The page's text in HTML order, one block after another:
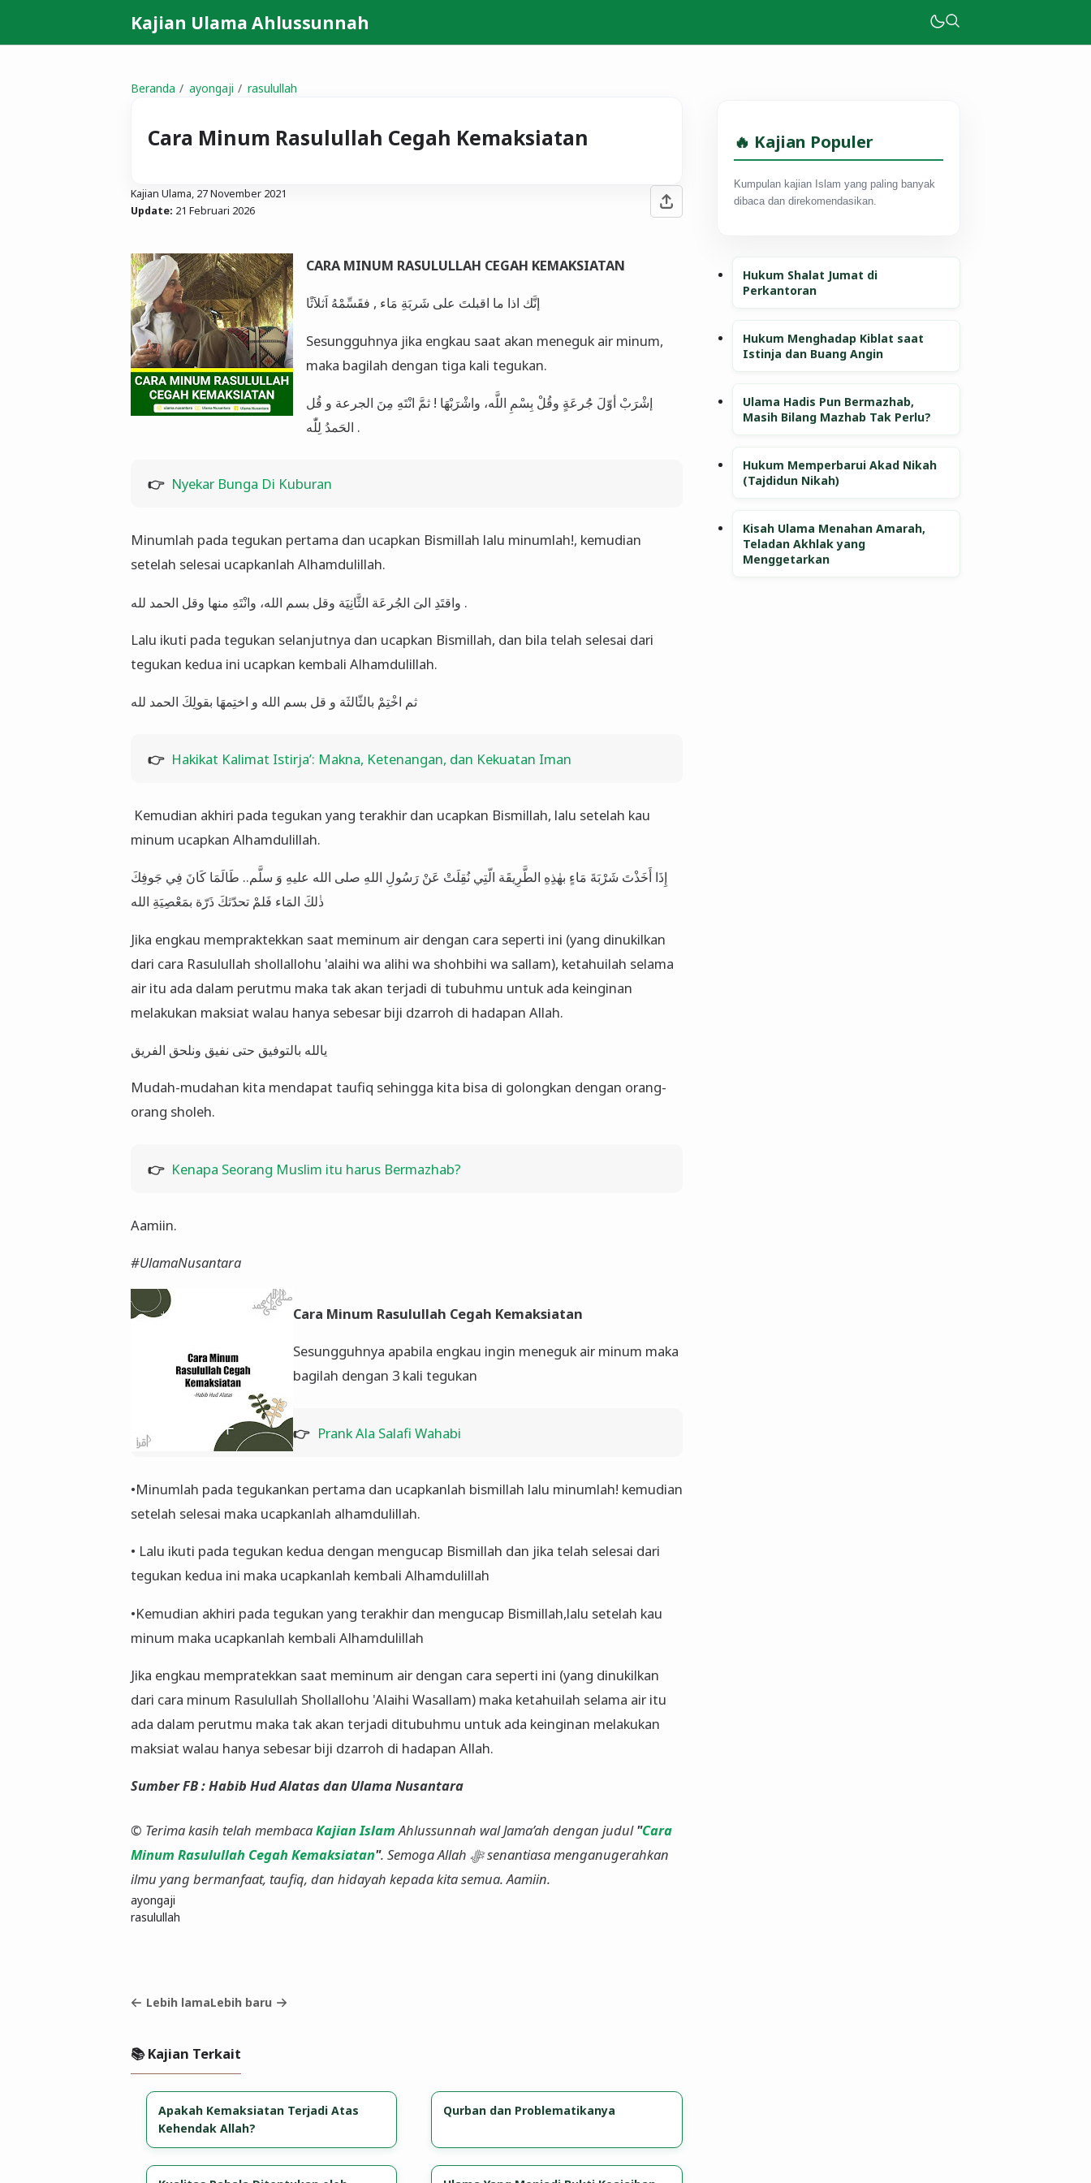
Kajian Ulama Ahlussunnah
Beranda ayongaji rasulullah
Cara Minum Rasulullah Cegah Kemaksiatan
Kajian Ulama, 27 November 2021
Update: 21 Februari 2026
CARA MINUM RASULULLAH CEGAH KEMAKSIATAN
إنَّك اذا ما اقبلتَ على شَربَةِ مَاء , فقَسِّمْهُ اَثلاَثًا
Sesungguhnya jika engkau saat akan meneguk air minum,
maka bagilah dengan tiga kali tegukan.
إشْرَبْ أوّلَ جَُرعَةٍ وقُلْ بِسْمِ اللَّه، واشْرَبْهَا ! ثمَّ انْتَهِ مِنَ الجرعة و قُل
الحَمدُ لِلّٰه .
👉 Nyekar Bunga Di Kuburan
Minumlah pada tegukan pertama dan ucapkan Bismillah lalu minumlah!, kemudian
setelah selesai ucapkanlah Alhamdulillah.
واقتَدِ الىَ الجُرعَة الثَّانِيَة وقل بسم الله، وانْتَهِ منها وقل الحمد لله .
Lalu ikuti pada tegukan selanjutnya dan ucapkan Bismillah, dan bila telah selesai dari
tegukan kedua ini ucapkan kembali Alhamdulillah.
ثم اخْتِمْ بالثّالثَة و قل بسم الله و اختِمهَا بقولِكَ الحمد لله
👉 Hakikat Kalimat Istirja’: Makna, Ketenangan, dan Kekuatan Iman
Kemudian akhiri pada tegukan yang terakhir dan ucapkan Bismillah, lalu setelah kau
minum ucapkan Alhamdulillah.
إِذَا أَخَذْتَ شَرْبَةَ مَاءٍ بهٰذِهِ الطَّرِيقَة الّتِي نُقِلَتْ عَنْ رَسُولِ اللهِ صلى الله عليهِ وَ سلَّم.. طَالَمَا كَانَ فِي جَوفِكَ
ذٰلكَ المَاء فَلمْ تحدّثكَ ذَرّة بمَعْصِيَةِ الله
Jika engkau mempraktekkan saat meminum air dengan cara seperti ini (yang dinukilkan
dari cara Rasulullah shollallohu 'alaihi wa alihi wa shohbihi wa sallam), ketahuilah selama
air itu ada dalam perutmu maka tak akan terjadi di tubuhmu untuk ada keinginan
melakukan maksiat walau hanya sebesar biji dzarroh di hadapan Allah.
⁣Mudah-mudahan kita mendapat taufiq sehingga kita bisa di golongkan dengan orang-
orang sholeh.
👉 Kenapa Seorang Muslim itu harus Bermazhab?
Aamiin.
#UlamaNusantara
Cara Minum Rasulullah Cegah Kemaksiatan
Sesungguhnya apabila engkau ingin meneguk air minum maka
bagilah dengan 3 kali tegukan
👉 Prank Ala Salafi Wahabi
•Minumlah pada tegukankan pertama dan ucapkanlah bismillah lalu minumlah! kemudian
setelah selesai maka ucapkanlah alhamdulillah.
• Lalu ikuti pada tegukan kedua dengan mengucap Bismillah dan jika telah selesai dari
tegukan kedua ini maka ucapkanlah kembali Alhamdulillah
•Kemudian akhiri pada tegukan yang terakhir dan mengucap Bismillah,lalu setelah kau
minum maka ucapkanlah kembali Alhamdulillah
Jika engkau mempratekkan saat meminum air dengan cara seperti ini (yang dinukilkan
dari cara minum Rasulullah Shollallohu 'Alaihi Wasallam) maka ketahuilah selama air itu
ada dalam perutmu maka tak akan terjadi ditubuhmu untuk ada keinginan melakukan
maksiat walau hanya sebesar biji dzarroh di hadapan Allah.
Sumber FB : Habib Hud Alatas dan Ulama Nusantara
© Terima kasih telah membacaKajian IslamAhlussunnah wal Jama’ah dengan judul"Cara
Minum Rasulullah Cegah Kemaksiatan". Semoga Allah ﷻ senantiasa menganugerahkan
ilmu yang bermanfaat, taufiq, dan hidayah kepada kita semua. Aamiin.
ayongaji
rasulullah
Lebih lamaLebih baru
📚 Kajian Terkait
Apakah Kemaksiatan Terjadi Atas
Kehendak Allah?
Qurban dan Problematikanya
🔥 Kajian Populer
Kumpulan kajian Islam yang paling banyak
dibaca dan direkomendasikan.
Hukum Shalat Jumat di
Perkantoran
Hukum Menghadap Kiblat saat
Istinja dan Buang Angin
Ulama Hadis Pun Bermazhab,
Masih Bilang Mazhab Tak Perlu?
Hukum Memperbarui Akad Nikah
(Tajdidun Nikah)
Kisah Ulama Menahan Amarah,
Teladan Akhlak yang
Menggetarkan